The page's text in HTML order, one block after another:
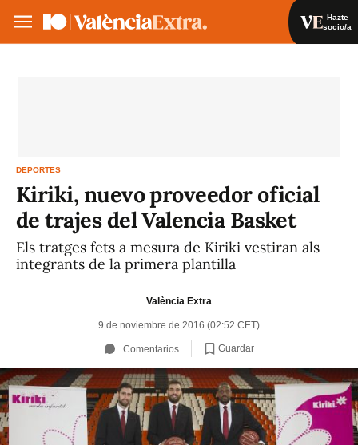
Hazte
socio/a
DEPORTES
Kiriki, nuevo proveedor oficial
de trajes del Valencia Basket
Els tratges fets a mesura de Kiriki vestiran als
integrants de la primera plantilla
València Extra
9 de noviembre de 2016 (02:52 CET)
Comentarios Guardar